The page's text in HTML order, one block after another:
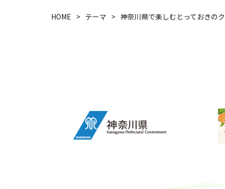
HOME テーマ 神奈川県で楽しむとっておきの